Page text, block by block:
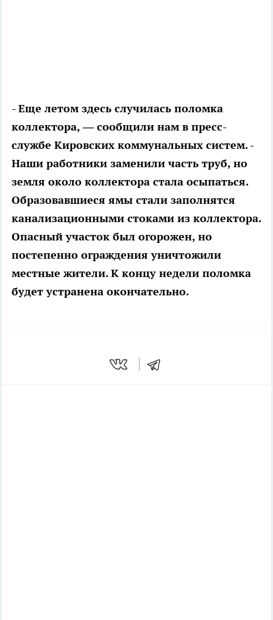
- Еще летом здесь случилась поломка
коллектора, — сообщили нам в пресс-
службе Кировских коммунальных систем. -
Наши работники заменили часть труб, но
земля около коллектора стала осыпаться.
Образовавшиеся ямы стали заполнятся
канализационными стоками из коллектора.
Опасный участок был огорожен, но
постепенно ограждения уничтожили
местные жители. К концу недели поломка
будет устранена окончательно.